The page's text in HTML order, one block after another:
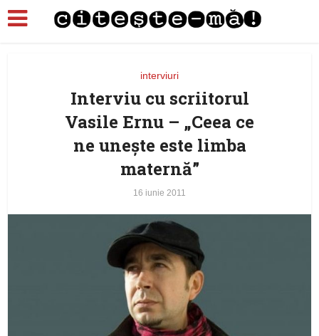
interviuri
Interviu cu scriitorul
Vasile Ernu – „Ceea ce
ne uneşte este limba
maternă”
16 iunie 2011